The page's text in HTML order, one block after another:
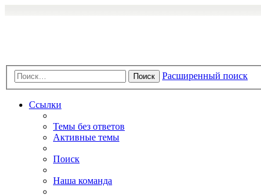
Поиск Расширенный поиск
Ссылки
Темы без ответов
Активные темы
Поиск
Наша команда